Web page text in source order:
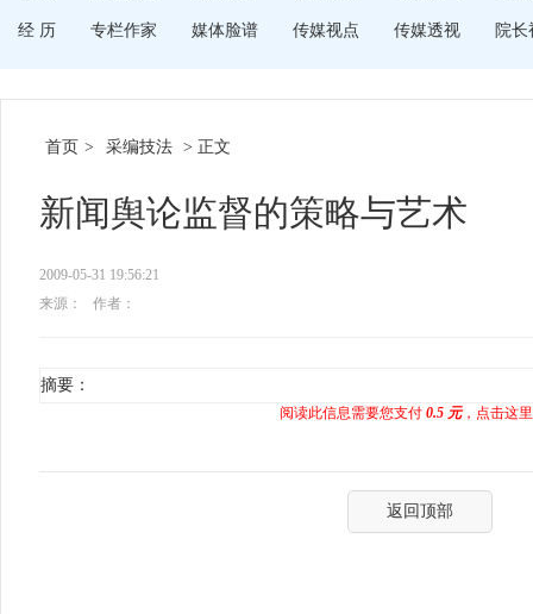
经 历 专栏作家 媒体脸谱 传媒视点 传媒透视 院长
首页 > 采编技法 > 正文
新闻舆论监督的策略与艺术
2009-05-31 19:56:21
来源：
作者：
摘要：
阅读此信息需要您支付 0.5 元，点击这
返回顶部